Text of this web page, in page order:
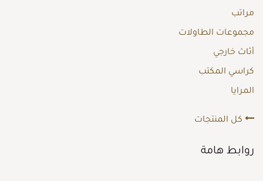
مراتب
مجموعات الطاولات
أثاث خارجي
كراسي المكتب
المرايا
كل المنتجات
روابط هامة